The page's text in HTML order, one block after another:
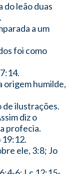
do leão duas
a um
foi como
origem humilde,
de ilustrações.
diz o
profecia.
19:12.
ele, 3:8; Jo